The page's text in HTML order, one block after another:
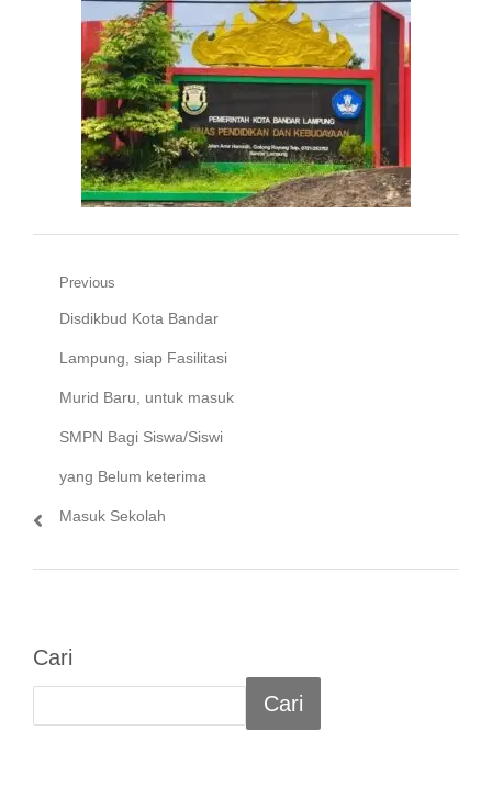
Navigasi
pos
Previous
Previous
post:
Disdikbud Kota Bandar
Lampung, siap Fasilitasi
Murid Baru, untuk masuk
SMPN Bagi Siswa/Siswi
yang Belum keterima
Masuk Sekolah
Cari
Cari